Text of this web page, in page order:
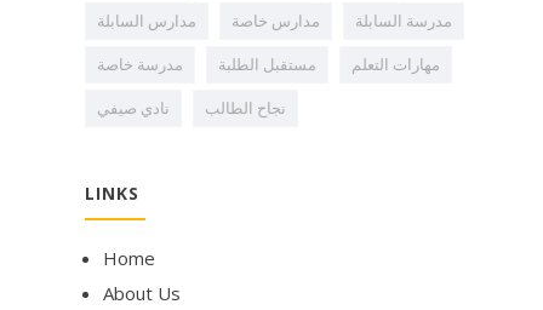
مدارس السابلة
مدارس خاصة
مدرسة السابلة
مدرسة خاصة
مستقبل الطلبة
مهارات التعلم
نادي صيفي
نجاح الطالب
LINKS
Home
About Us